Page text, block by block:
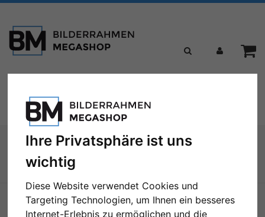
Ihre Privatsphäre ist uns
wichtig
Diese Website verwendet Cookies und
Targeting Technologien, um Ihnen ein besseres
Internet-Erlebnis zu ermöglichen und die
navigation
Sie sind hier: Passepartouts
Maßanfertigung
Passepartout als Maßanfertigung
Bilder Vorschau